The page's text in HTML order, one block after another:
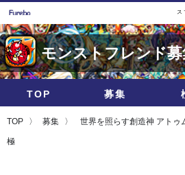
ス
モンストフレンド募
TOP 募集
TOP 募集 世界を照らす創造神 アトゥ
極